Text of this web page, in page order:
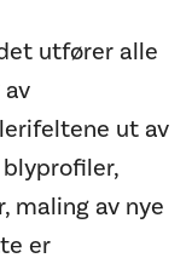
utfører alle
ut av
maling av nye
er